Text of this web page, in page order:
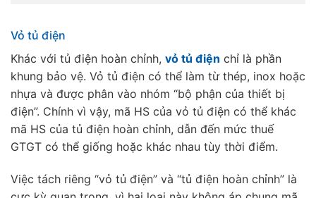
Vỏ tủ điện
Khác với tủ điện hoàn chỉnh, vỏ tủ điện chỉ là phần
khung bảo vệ. Vỏ tủ điện có thể làm từ thép, inox hoặc
nhựa và được phân vào nhóm “bộ phận của thiết bị
điện”. Chính vì vậy, mã HS của vỏ tủ điện có thể khác
mã HS của tủ điện hoàn chỉnh, dẫn đến mức thuế
GTGT có thể giống hoặc khác nhau tùy thời điểm.
Việc tách riêng “vỏ tủ điện” và “tủ điện hoàn chỉnh” là